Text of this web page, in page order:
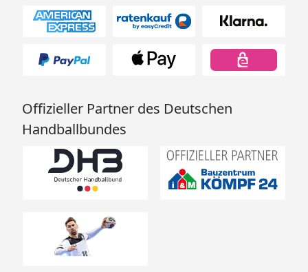
Offizieller Partner des Deutschen
Handballbundes